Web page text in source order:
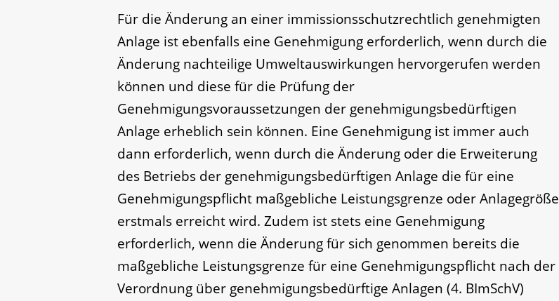
Für die Änderung an einer immissionsschutzrechtlich genehmigten
Anlage ist ebenfalls eine Genehmigung erforderlich, wenn durch die
Änderung nachteilige Umweltauswirkungen hervorgerufen werden
können und diese für die Prüfung der
Genehmigungsvoraussetzungen der genehmigungsbedürftigen
Anlage erheblich sein können. Eine Genehmigung ist immer auch
dann erforderlich, wenn durch die Änderung oder die Erweiterung
des Betriebs der genehmigungsbedürftigen Anlage die für eine
Genehmigungspflicht maßgebliche Leistungsgrenze oder Anlagegröße
erstmals erreicht wird. Zudem ist stets eine Genehmigung
erforderlich, wenn die Änderung für sich genommen bereits die
maßgebliche Leistungsgrenze für eine Genehmigungspflicht nach der
Verordnung über genehmigungsbedürftige Anlagen (4. BImSchV)